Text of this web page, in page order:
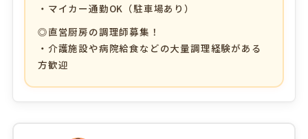
・マイカー通勤OK（駐車場あり）
◎直営厨房の調理師募集！
・介護施設や病院給食などの大量調理経験がある
方歓迎